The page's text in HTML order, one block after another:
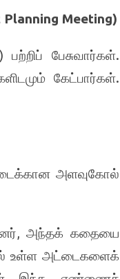
Planning Meeting)
பற்றிப் பேசுவார்கள்.
கேட்பார்கள்.
அளவுகோல்
, அந்தக் கதையை
உள்ள அட்டைகளைக்